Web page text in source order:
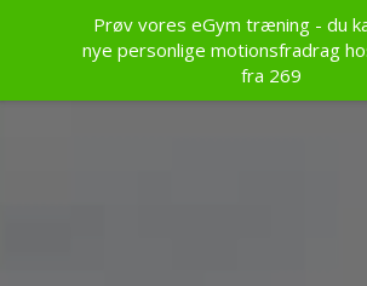
Prøv vores eGym træning - du
nye personlige motionsfradrag
fra 269